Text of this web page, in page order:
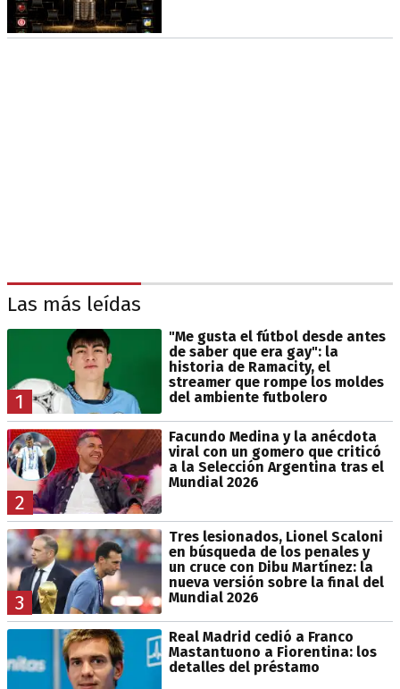
Las más leídas
1
"Me gusta el fútbol desde antes
de saber que era gay": la
historia de Ramacity, el
streamer que rompe los moldes
del ambiente futbolero
2
Facundo Medina y la anécdota
viral con un gomero que criticó
a la Selección Argentina tras el
Mundial 2026
3
Tres lesionados, Lionel Scaloni
en búsqueda de los penales y
un cruce con Dibu Martínez: la
nueva versión sobre la final del
Mundial 2026
Real Madrid cedió a Franco
Mastantuono a Fiorentina: los
detalles del préstamo